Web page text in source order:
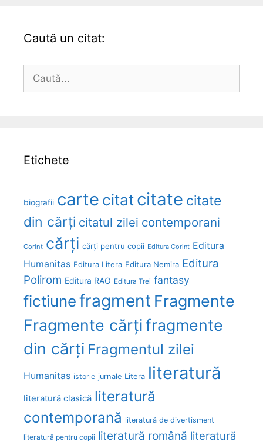
Caută un citat:
Caută
Etichete
biografii carte citatcitate citate
din cărți citatul zilei contemporani
Corint cărți cărți pentru copii Editura Corint Editura
Humanitas Editura Litera Editura Nemira Editura
Polirom Editura RAO Editura Trei fantasy
fictiunefragment Fragmente
Fragmente cărțifragmente
din cărți Fragmentul zilei
Humanitas istorie jurnale Litera literatură
literatură clasică literatură
contemporană literatură de divertisment
literatură pentru copii literatură română literatură